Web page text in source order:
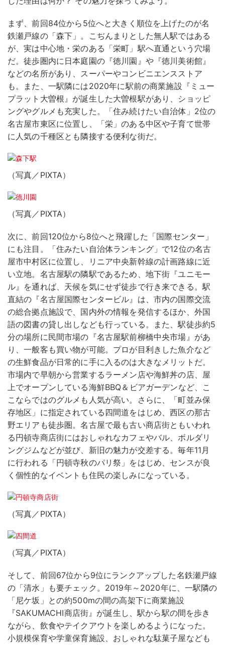
まず、前回84位から5位へと大きく順位を上げたのが名
鉄瀬戸線の「森下」。こぢんまりとした無人駅ではある
が、実は中心地・栄のある「栄町」駅へ直通という穴場
だ。徒歩圏内に日本庭園の『徳川園』や『徳川美術館』
などの名所があり、スーパーやコンビニエンスストア
も。また、一駅隣には2020年に駅前の商業施設『ミュー
プラット大曽根』が誕生した大曽根駅があり、ショッピ
ングやグルメも充実した。「住み続けたい自治体」2位の
名古屋市東区に位置し、「栄」のある中区や子育て世帯
に人気の千種区とも隣接する便利な街だ。
（写真／PIXTA）
（写真／PIXTA）
次に、前回120位から8位へと飛躍した「国際センター」
にも注目。「住みたい自治体ランキング」で12位の名古
屋市中村区に位置し、リニア中央新幹線の計画路線に近
い立地。名古屋駅の隣駅であるため、地下街『ユニモー
ル』を通れば、天候を気にせず徒歩で行き来できる。駅
直結の『名古屋国際センタービル』は、市内の国際交流
の総合拠点施設で、国内外の情報を発信するほか、外国
語の図書の貸し出しなども行っている。また、駅徒歩約5
分の場所に民間市場の『名古屋駅前柳橋中央市場』があ
り、一般客も買い物が可能。プロが目利きした魚介など
の生鮮食品が日常的に手に入るのは大きなメリットだ。
市場内で早朝から営業するラーメン店や海鮮丼の店、屋
上でオープンしている海鮮BBQ＆ビアガーデンなど、こ
こならではのグルメも人気が高い。さらに、「町並み保
存地区」に指定されている四間道をはじめ、西区の那古
野エリアも徒歩圏。名古屋で最も古い商店街ともいわれ
る円頓寺商店街にはおしゃれなカフェやバル、ボルダリ
ングジムなどが並び、新旧の魅力が交差する。毎年11月
に行われる「円頓寺秋のパリ祭」をはじめ、センスが良
く個性的なイベントも住民の楽しみになっている。
（写真／PIXTA）
（写真／PIXTA）
そして、前回67位から9位にランクアップした名鉄瀬戸線
の「清水」も要チェック。2019年～2020年に、一駅隣の
「尼ケ坂」との約500mの間の高架下に商業施設
『SAKUMACHI商店街』が誕生し、駅から駅の間を歩き
ながら、飲食やテイクアウトを楽しめるようになった。
小規模保育や学童保育施設、おしゃれな駄菓子屋なども